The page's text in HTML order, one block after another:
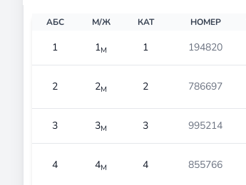
АБС М/Ж КАТ НОМЕР
1 1М 1 194820
2 2М 2 786697
3 3М 3 995214
4 4М 4 855766